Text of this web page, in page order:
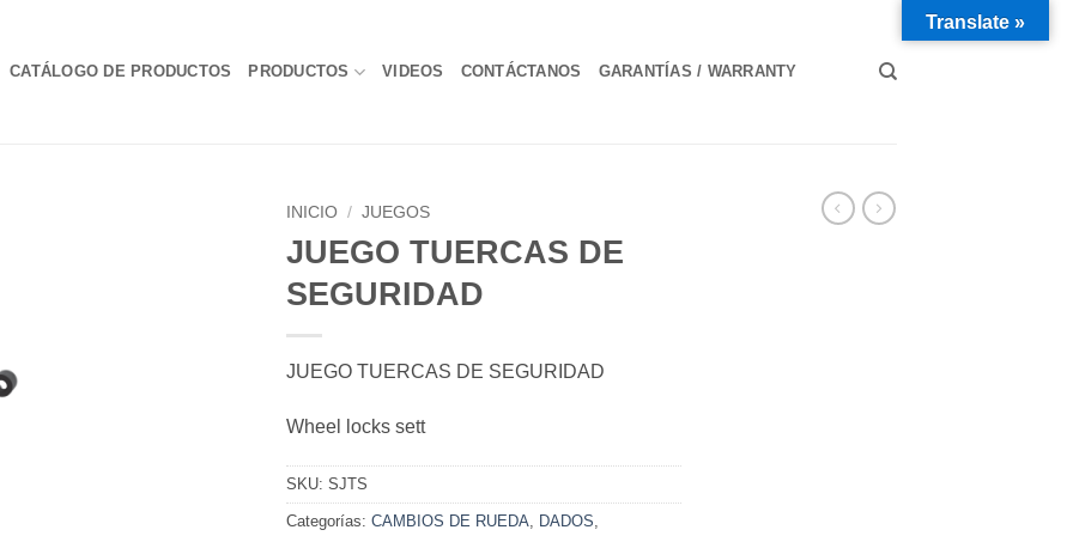
CATÁLOGO DE PRODUCTOS PRODUCTOS VIDEOS CONTÁCTANOS GARANTÍAS / WARRANTY
INICIO / JUEGOS
JUEGO TUERCAS DE
SEGURIDAD
JUEGO TUERCAS DE SEGURIDAD
Wheel locks sett
SKU: SJTS
Categorías: CAMBIOS DE RUEDA, DADOS,
Translate »